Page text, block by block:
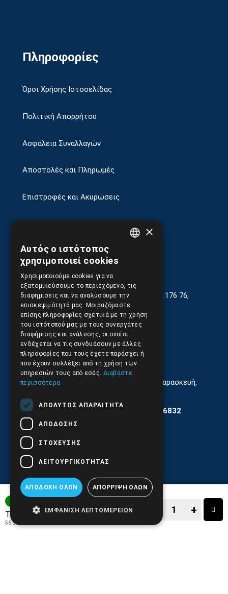
Τιμή: 69,90€
56,37€
+
Πληροφορίες
Όροι Χρήσης Ιστοσελίδας
Πολιτική Απορρήτου
Ασφάλεια Συναλλαγών
Αποστολές και Πληρωμές
Επιστροφές και Ακυρώσεις
Γεωργίου Κρέμου 13-17, Καλλιθέα, Τ.Κ.176 76,
Αθήνα, Ελλάδα
210.9566.401(11.30-17.00)
210.9566.402
Email:info@pds.com.gr
Εξυπηρέτηση Κοινού Δευτέρα έως Παρασκευή,
Αρ. ΓΕΜΗ 6204101000 | Αρ. ΕΜΠΑ 6832
×
Αυτός ο ιστότοπος
χρησιμοποιεί cookies
Χρησιμοποιούμε cookies για να
εξατομικεύσουμε το περιεχόμενο, τις
διαφημίσεις και να αναλύσουμε την
επισκεψιμότητά μας. Μοιραζόμαστε
επίσης πληροφορίες σχετικά με τη χρήση
του ιστότοπού μας με τους συνεργάτες
διαφήμισης και ανάλυσης, οι οποίοι
ενδέχεται να τις συνδυάσουν με άλλες
πληροφορίες που τους έχετε παράσχει ή
που έχουν συλλέξει από τη χρήση των
υπηρεσιών τους από εσάς. Διαβάστε
περισσότερα
ΑΠΟΛΎΤΩΣ ΑΠΑΡΑΊΤΗΤΑ
ΑΠΌΔΟΣΗΣ
ΣΤΌΧΕΥΣΗΣ
ΛΕΙΤΟΥΡΓΙΚΌΤΗΤΑΣ
ΑΠΟΔΟΧΉ ΌΛΩΝ ΑΠΌΡΡΙΨΗ ΌΛΩΝ
ΕΜΦΆΝΙΣΗ ΛΕΠΤΟΜΕΡΕΙΏΝ